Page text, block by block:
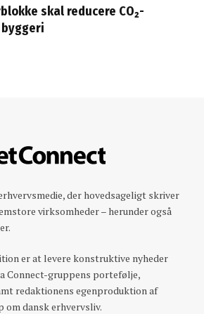
skal reducere CO₂-
der hovedsageligt skriver
virksomheder – herunder også
er at levere konstruktive nyheder
Connect-gruppens portefølje,
redaktionens egenproduktion af
om dansk erhvervsliv.